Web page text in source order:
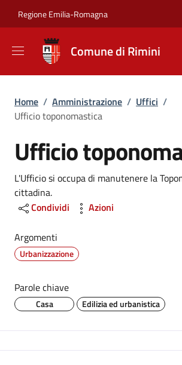
Regione Emilia-Romagna
Comune di Rimini
Briciole di pane
Home / Amministrazione / Uffici /
Ufficio toponomastica
Ufficio
Dettagli
L'Ufficio si occupa di manutenere la
cittadina.
Condividi
Azioni
Argomenti
Urbanizzazione
Parole chiave
Casa Edilizia ed urbanistica